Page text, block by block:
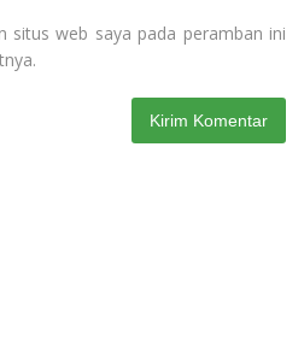
situs web saya pada peramban ini